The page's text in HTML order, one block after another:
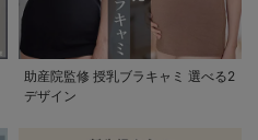
助産院監修 授乳ブラキャミ 選べる2
デザイン